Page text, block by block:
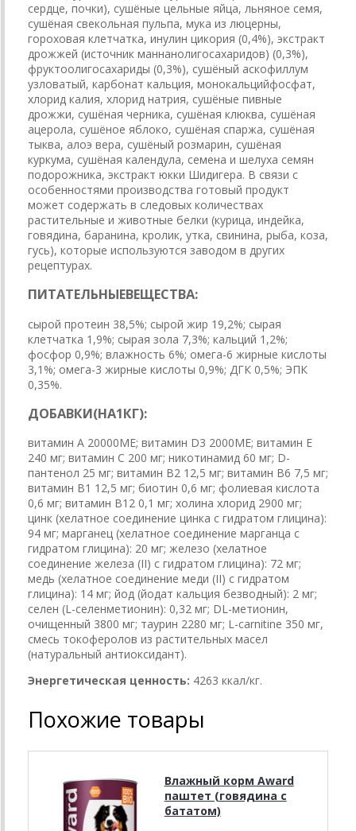
сердце, почки), сушёные цельные яйца, льняное семя,
сушёная свекольная пульпа, мука из люцерны,
гороховая клетчатка, инулин цикория (0,4%), экстракт
дрожжей (источник маннанолигосахаридов) (0,3%),
фруктоолигосахариды (0,3%), сушёный аскофиллум
узловатый, карбонат кальция, монокальцийфосфат,
хлорид калия, хлорид натрия, сушёные пивные
дрожжи, сушёная черника, сушёная клюква, сушёная
ацерола, сушёное яблоко, сушёная спаржа, сушёная
тыква, алоэ вера, сушёный розмарин, сушёная
куркума, сушёная календула, семена и шелуха семян
подорожника, экстракт юкки Шидигера. В связи с
особенностями производства готовый продукт
может содержать в следовых количествах
растительные и животные белки (курица, индейка,
говядина, баранина, кролик, утка, свинина, рыба, коза,
гусь), которые используются заводом в других
рецептурах.
ПИТАТЕЛЬНЫЕВЕЩЕСТВА:
сырой протеин 38,5%; сырой жир 19,2%; сырая
клетчатка 1,9%; сырая зола 7,3%; кальций 1,2%;
фосфор 0,9%; влажность 6%; омега-6 жирные кислоты
3,1%; омега-3 жирные кислоты 0,9%; ДГК 0,5%; ЭПК
0,35%.
ДОБАВКИ(НА1КГ):
витамин A 20000МЕ; витамин D3 2000МЕ; витамин E
240 мг; витамин C 200 мг; никотинамид 60 мг; D-
пантенол 25 мг; витамин B2 12,5 мг; витамин B6 7,5 мг;
витамин B1 12,5 мг; биотин 0,6 мг; фолиевая кислота
0,6 мг; витамин B12 0,1 мг; холина хлорид 2900 мг;
цинк (хелатное соединение цинка с гидратом глицина):
94 мг; марганец (хелатное соединение марганца с
гидратом глицина): 20 мг; железо (хелатное
соединение железа (II) с гидратом глицина): 72 мг;
медь (хелатное соединение меди (II) с гидратом
глицина): 14 мг; йод (йодат кальция безводный): 2 мг;
селен (L-селенметионин): 0,32 мг; DL-метионин,
очищенный 3800 мг; таурин 2280 мг; L-carnitine 350 мг,
смесь токоферолов из растительных масел
(натуральный антиоксидант).
Энергетическая ценность: 4263 ккал/кг.
Похожие товары
Влажный корм Award
паштет (говядина с
бататом)